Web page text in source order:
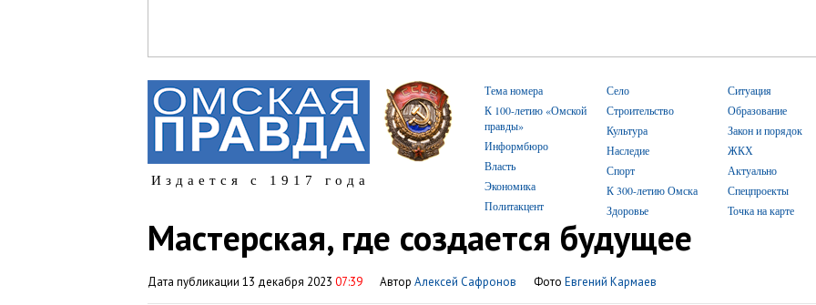
Тема номера
К 100-летию «Омской
правды»
Информбюро
Власть
Экономика
Политакцент
Село
Строительство
Культура
Наследие
Спорт
К 300-летию Омска
Здоровье
Ситуация
Образование
Закон и порядок
ЖКХ
Актуально
Спецпроекты
Точка на карте
Издается с 1917 года
Мастерская, где создается будущее
Дата публикации 13 декабря 2023 07:39 Автор Алексей Сафронов Фото Евгений Кармаев